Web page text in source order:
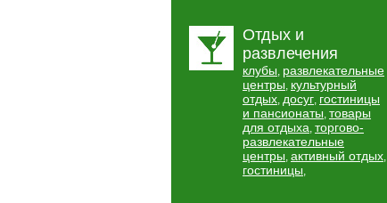
Отдых и
развлечения
клубы, развлекательные
центры, культурный
отдых, досуг, гостиницы
и пансионаты, товары
для отдыха, торгово-
развлекательные
центры, активный отдых,
гостиницы,